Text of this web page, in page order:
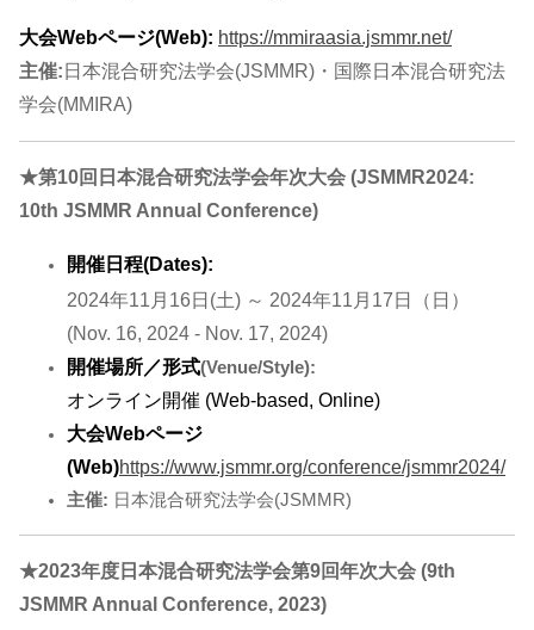
大会Webページ(Web): https://mmiraasia.jsmmr.net/
主催: 日本混合研究法学会(JSMMR)・国際日本混合研究法
学会(MMIRA)
★第10回日本混合研究法学会年次大会 (JSMMR2024:
10th JSMMR Annual Conference)
開催日程(Dates):
2024年11月16日(土) ～ 2024年11月17日（日）
(Nov. 16, 2024 - Nov. 17, 2024)
開催場所／形式(Venue/Style):
オンライン開催 (Web-based, Online)
大会Webページ
(Web)https://www.jsmmr.org/conference/jsmmr2024/
主催: 日本混合研究法学会(JSMMR)
★2023年度日本混合研究法学会第9回年次大会 (9th
JSMMR Annual Conference, 2023)